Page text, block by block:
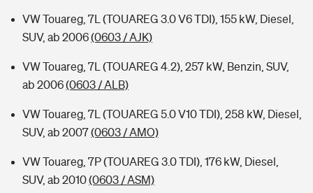
VW Touareg, 7L (TOUAREG 3.0 V6 TDI), 155 kW, Diesel,
SUV, ab 2006(0603 / AJK)
VW Touareg, 7L (TOUAREG 4.2), 257 kW, Benzin, SUV,
ab 2006(0603 / ALB)
VW Touareg, 7L (TOUAREG 5.0 V10 TDI), 258 kW, Diesel,
SUV, ab 2007(0603 / AMO)
VW Touareg, 7P (TOUAREG 3.0 TDI), 176 kW, Diesel,
SUV, ab 2010(0603 / ASM)